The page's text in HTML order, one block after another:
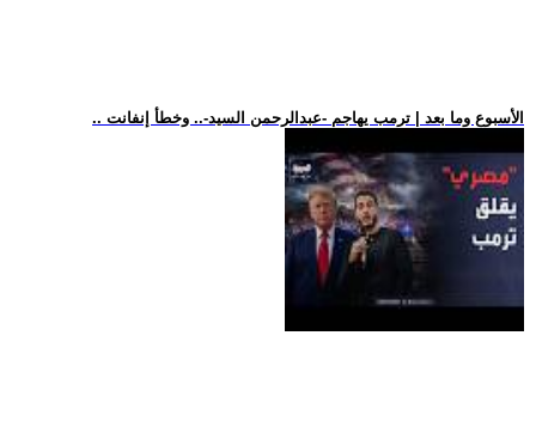
.. الأسبوع وما بعد | ترمب يهاجم -عبدالرحمن السيد-.. وخطأ إنفانت